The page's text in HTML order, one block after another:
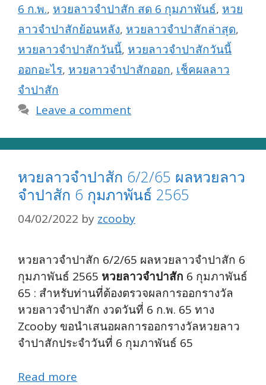
6 ก.พ., หวยลาวจำปาสัก สด 6 กุมภาพันธ์, หวย
ลาวจำปาสักย้อนหลัง, หวยลาวจำปาสักล่าสุด,
หวยลาวจำปาสักวันนี้, หวยลาวจำปาสักวันนี้
ออกอะไร, หวยลาวจำปาสักออก, เช็คผลลาว
จำปาสัก
Leave a comment
หวยลาวจำปาสัก 6/2/65 ผลหวยลาว
จำปาสัก 6 กุมภาพันธ์ 2565
04/02/2022 by zcooby
หวยลาวจำปาสัก 6/2/65 ผลหวยลาวจำปาสัก 6
กุมภาพันธ์ 2565 หวยลาวจำปาสัก 6 กุมภาพันธ์
65 : สำหรับท่านที่ต้องตรวจผลการออกรางวัล
หวยลาวจำปาสัก งวดวันที่ 6 ก.พ. 65 ทาง
Zcooby ขอนำเสนอผลการออกรางวัลหวยลาว
จำปาสักประจำวันที่ 6 กุมภาพันธ์ 65
Read more